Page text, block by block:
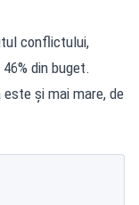
conflictului,
din buget.
și mai mare, de